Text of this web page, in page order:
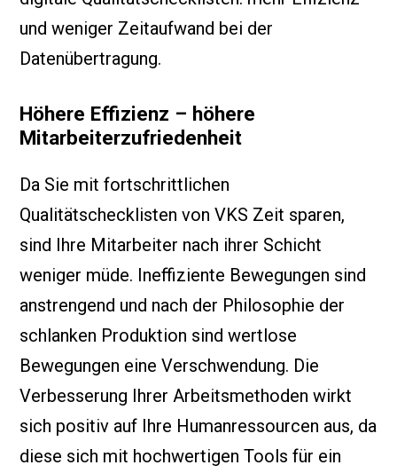
und weniger Zeitaufwand bei der
Datenübertragung.
Höhere Effizienz – höhere
Mitarbeiterzufriedenheit
Da Sie mit fortschrittlichen
Qualitätschecklisten von VKS Zeit sparen,
sind Ihre Mitarbeiter nach ihrer Schicht
weniger müde. Ineffiziente Bewegungen sind
anstrengend und nach der Philosophie der
schlanken Produktion sind wertlose
Bewegungen eine Verschwendung. Die
Verbesserung Ihrer Arbeitsmethoden wirkt
sich positiv auf Ihre Humanressourcen aus, da
diese sich mit hochwertigen Tools für ein